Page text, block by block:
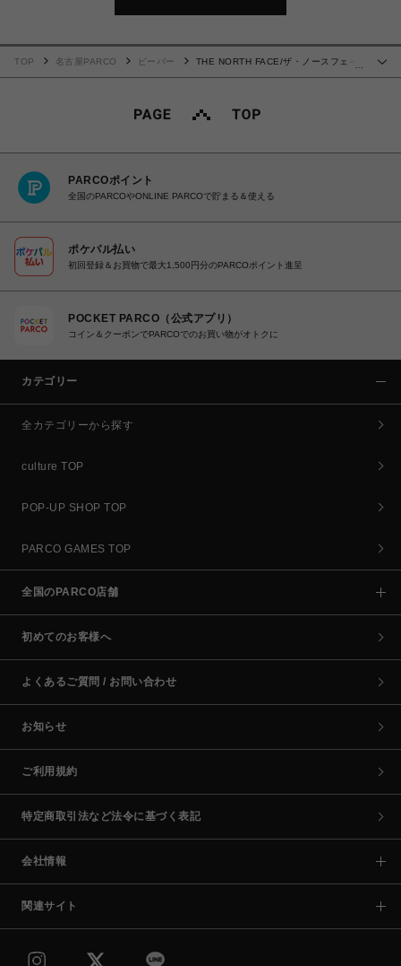
…
TOP 名古屋PARCO ビーバー
THE NORTH FACE/ザ・ノースフェイ
PARCOポイント
全国のPARCOやONLINE PARCOで貯まる＆使える
ポケパル払い
初回登録＆お買物で最大1,500円分のPARCOポイント進呈
POCKET PARCO（公式アプリ）
コイン＆クーポンでPARCOでのお買い物がオトクに
カテゴリー
全カテゴリーから探す
culture TOP
POP-UP SHOP TOP
PARCO GAMES TOP
全国のPARCO店舗
初めてのお客様へ
よくあるご質問 / お問い合わせ
お知らせ
ご利用規約
特定商取引法など法令に基づく表記
会社情報
関連サイト